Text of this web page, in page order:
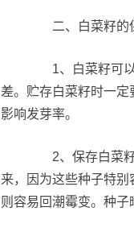
二、白菜籽的
1、白菜籽可以
差。贮存白菜籽时一定
影响发芽率。
2、保存白菜籽
来，因为这些种子特
则容易回潮霉变。种子